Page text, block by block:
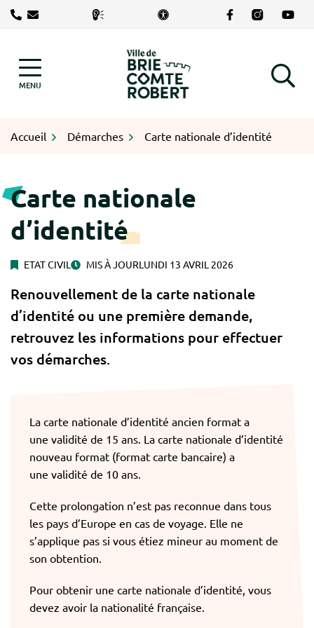
Aller
Lien vers le
Lien vers le
Lien
MENU Logo Brie-Comte-Robert
RECHERCHE
Accueil Démarches Carte nationale d’identité
Carte nationale
d’identité
ETAT CIVIL MIS À JOURLUNDI 13 AVRIL 2026
Renouvellement de la carte nationale
d’identité ou une première demande,
retrouvez les informations pour effectuer
vos démarches.
La carte nationale d’identité ancien format a
une validité de 15 ans. La carte nationale d’identité
nouveau format (format carte bancaire) a
une validité de 10 ans.
Cette prolongation n’est pas reconnue dans tous
les pays d’Europe en cas de voyage. Elle ne
s’applique pas si vous étiez mineur au moment de
son obtention.
Pour obtenir une carte nationale d’identité, vous
devez avoir la nationalité française.